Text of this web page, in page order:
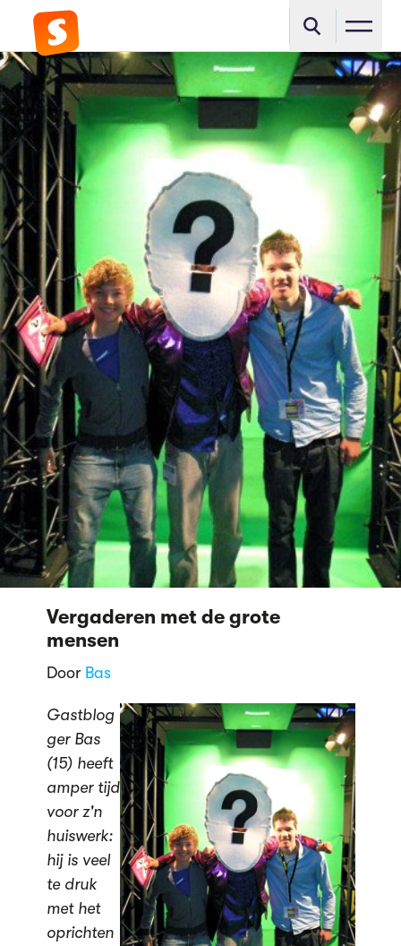
Vergaderen met de grote
mensen
Door Bas
Gastblog
ger Bas
(15) heeft
amper tijd
voor z'n
huiswerk:
hij is veel
te druk
met het
oprichten